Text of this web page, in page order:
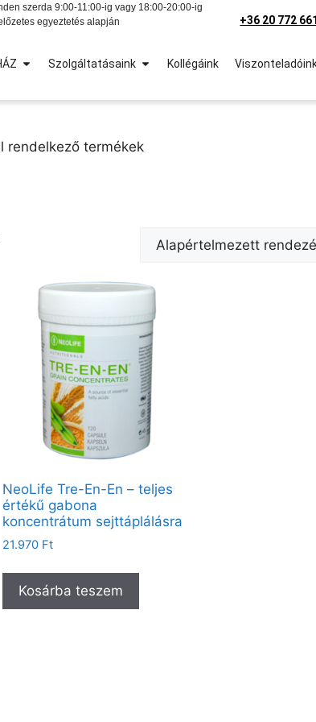
szerda 9:00-11:00-ig vagy 18:00-20:00-ig
egyeztetés alapján +36 20 772
Szolgáltatásaink Kollégáink
rendelkező termékek
NeoLife Tre-En-En – teljes
értékű gabona
koncentrátum sejttáplálásra
21.970 Ft
Kosárba teszem